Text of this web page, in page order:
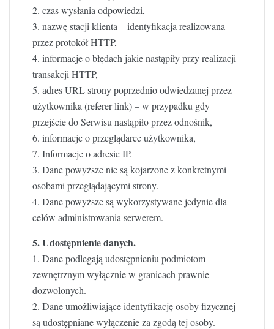
2. czas wysłania odpowiedzi,
3. nazwę stacji klienta – identyfikacja realizowana
przez protokół HTTP,
4. informacje o błędach jakie nastąpiły przy realizacji
transakcji HTTP,
5. adres URL strony poprzednio odwiedzanej przez
użytkownika (referer link) – w przypadku gdy
przejście do Serwisu nastąpiło przez odnośnik,
6. informacje o przeglądarce użytkownika,
7. Informacje o adresie IP.
3. Dane powyższe nie są kojarzone z konkretnymi
osobami przeglądającymi strony.
4. Dane powyższe są wykorzystywane jedynie dla
celów administrowania serwerem.
5. Udostępnienie danych.
1. Dane podlegają udostępnieniu podmiotom
zewnętrznym wyłącznie w granicach prawnie
dozwolonych.
2. Dane umożliwiające identyfikację osoby fizycznej
są udostępniane wyłączenie za zgodą tej osoby.